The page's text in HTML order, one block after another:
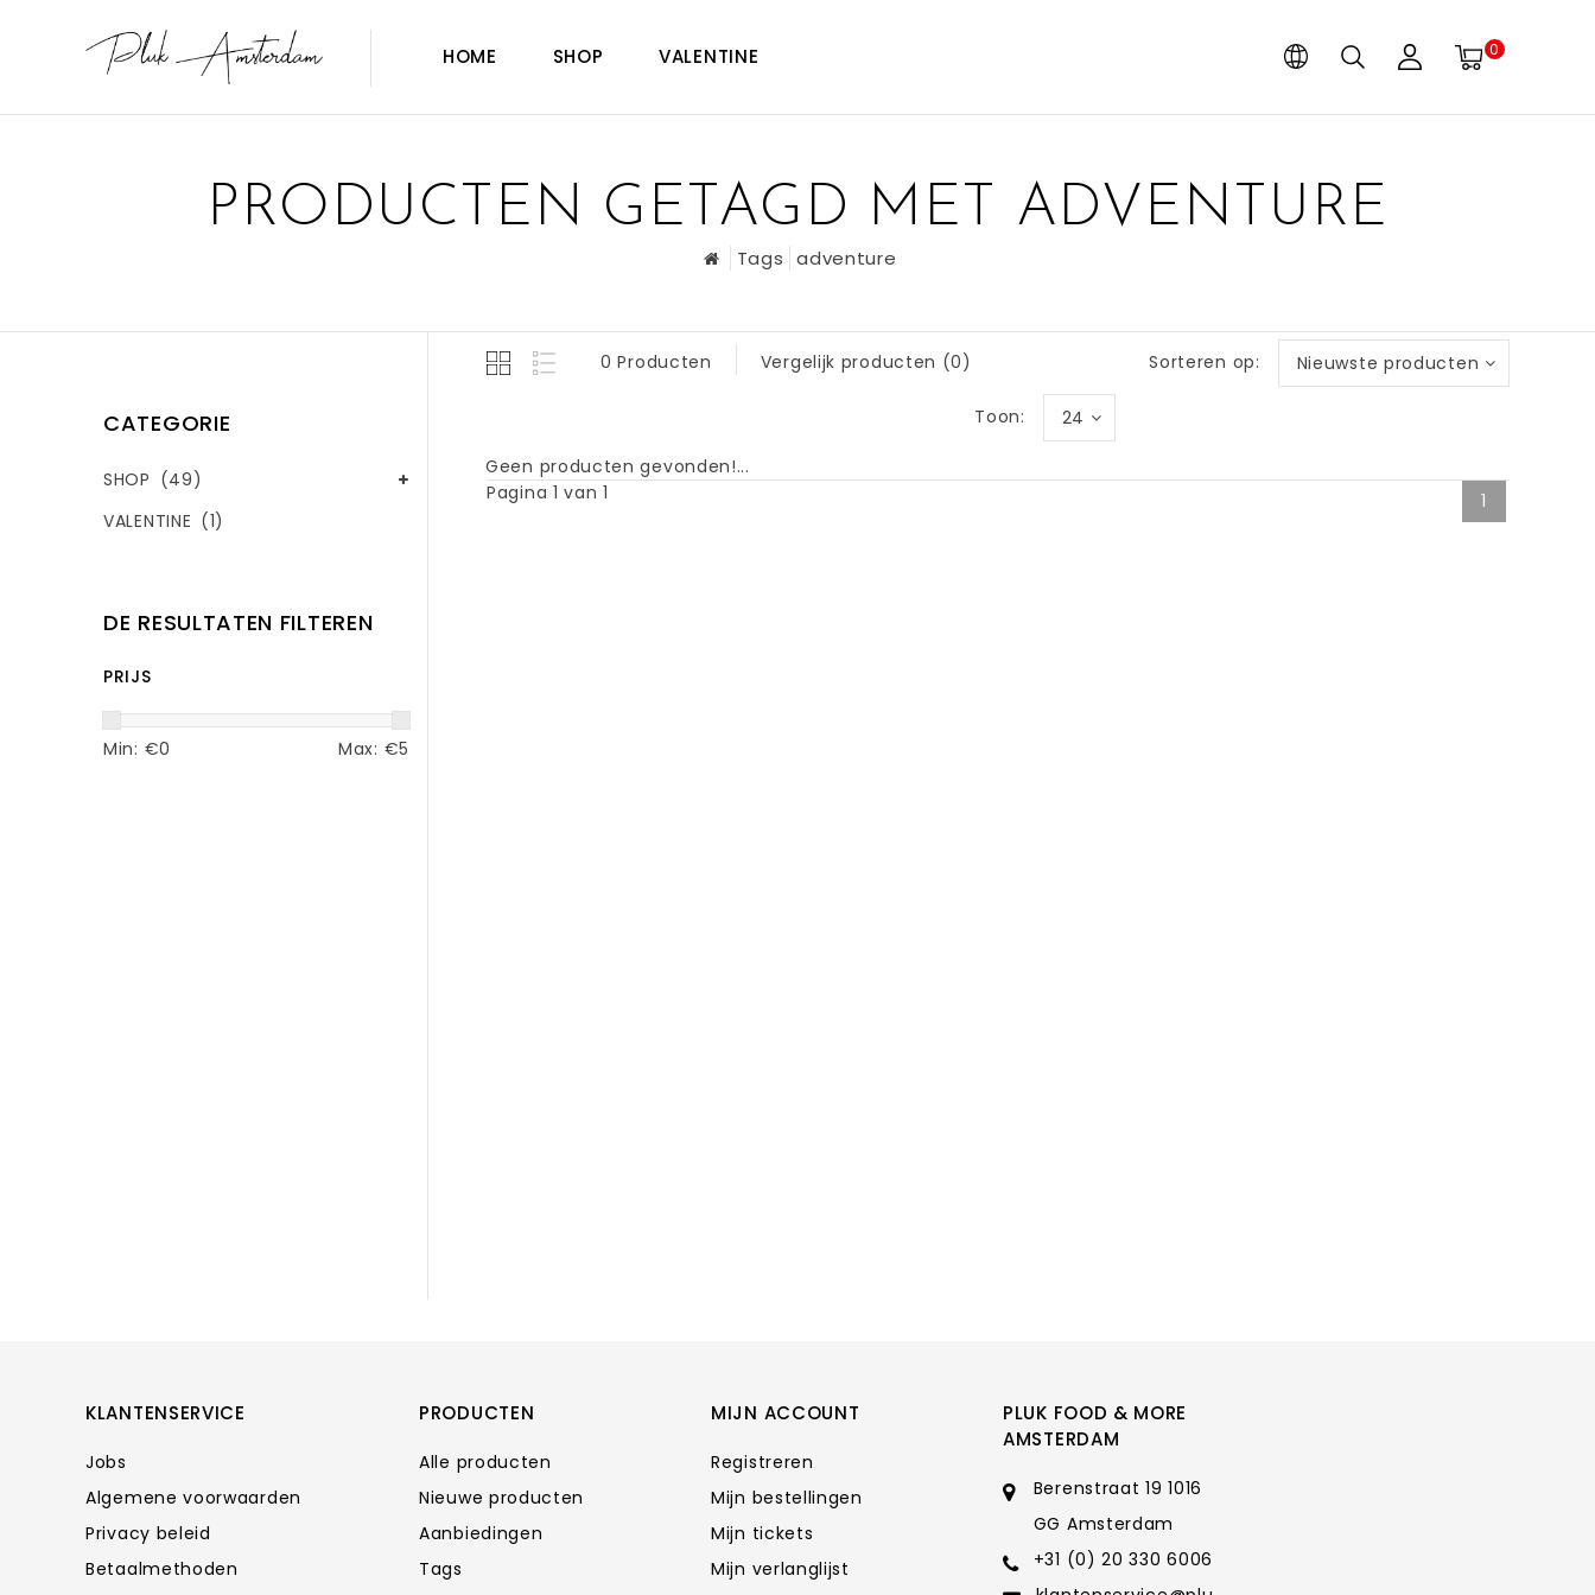
HOME SHOP VALENTINE 0
PRODUCTEN GETAGD MET ADVENTURE
Tags adventure
CATEGORIE
SHOP (49)
VALENTINE (1)
DE RESULTATEN FILTEREN
PRIJS
Min: €0 Max: €5
0 Producten Vergelijk producten (0) Sorteren op: Nieuwste producten
Toon: 24
Geen producten gevonden!...
Pagina 1 van 1
1
KLANTENSERVICE
Jobs
Algemene voorwaarden
Privacy beleid
Betaalmethoden
PRODUCTEN
Alle producten
Nieuwe producten
Aanbiedingen
Tags
MIJN ACCOUNT
Registreren
Mijn bestellingen
Mijn tickets
Mijn verlanglijst
PLUK FOOD & MORE
AMSTERDAM
Berenstraat 19 1016
GG Amsterdam
+31 (0) 20 330 6006